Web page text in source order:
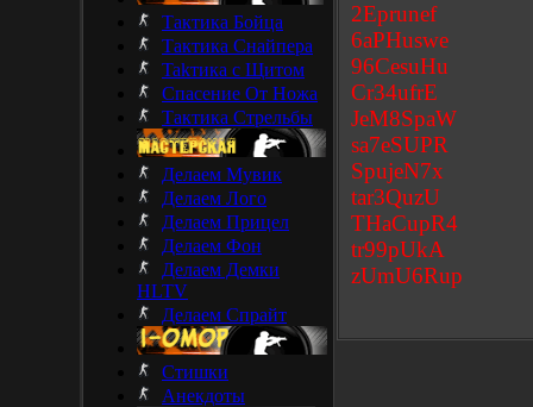
Тактика Бойца
Тактика Снайпера
Takтика с Щитом
Спасение От Ножа
Тактика Стрельбы
Делаем Мувик
Делаем Лого
Делаем Прицел
Делаем Фон
Делаем Демки
HLTV
Делаем Спрайт
Стишки
Анекдоты
2Eprunef
6aPHuswe
96CesuHu
Cr34ufrE
JeM8SpaW
sa7eSUPR
SpujeN7x
tar3QuzU
THaCupR4
tr99pUkA
zUmU6Rup